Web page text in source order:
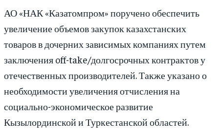
АО «НАК «Казатомпром» поручено обеспечить
увеличение объемов закупок казахстанских
товаров в дочерних зависимых компаниях путем
заключения off-take/долгосрочных контрактов у
отечественных производителей. Также указано о
необходимости увеличения отчисления на
социально-экономическое развитие
Кызылординской и Туркестанской областей.